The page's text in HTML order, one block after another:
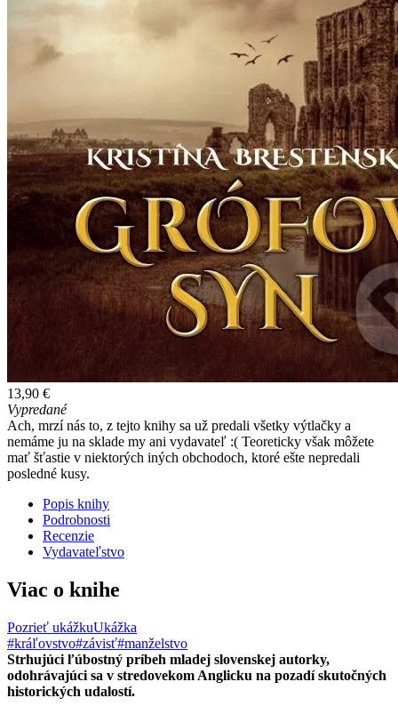
13,90 €
Vypredané
Ach, mrzí nás to, z tejto knihy sa už predali všetky výtlačky a
nemáme ju na sklade my ani vydavateľ :( Teoreticky však môžete
mať šťastie v niektorých iných obchodoch, ktoré ešte nepredali
posledné kusy.
Popis knihy
Podrobnosti
Recenzie
Vydavateľstvo
Viac o knihe
Pozrieť ukážkuUkážka
#kráľovstvo#závisť#manželstvo
Strhujúci ľúbostný príbeh mladej slovenskej autorky,
odohrávajúci sa v stredovekom Anglicku na pozadí skutočných
historických udalostí.